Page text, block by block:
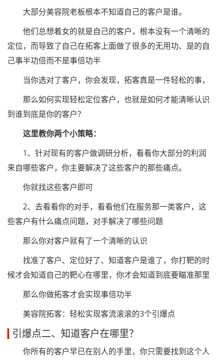
大部分美容院老板根本不知道自己的客户是谁。
他们总想着女的就是自己的客户，根本没有一个清晰的
定位，而导致了自己在拓客上面做了很多的无用功、是的自
己事半功倍而不是事倍功半
当你选对了客户，你会发现，拓客真是一件轻松的事，
那么如何实现轻松定位客户，也就是如何才能清晰认识
到谁到底是你的客户？
这里教你两个小策略：
1、针对现有的客户做调研分析，看看你大部分的利润
来自哪些客户，你主要解决了这些客户的那些痛点。
你就找这些客户即可
2、去看看你的对手，看看他们在服务那一类客户，这
些客户有什么痛点问题，对手解决了哪些问题
那么你对客户就有了一个清晰的认识
找准了客户、定位好了、知道客户是谁了，你打靶的时
候才会知道自己的靶心在哪里，你才会知道到底要瞄准那里
那么你做拓客才会实现事倍功半
美容院拓客：轻松实现客流滚滚的3个引爆点
引爆点二、知道客户在哪里？
你所有的客户早已在别人的手里，你只需要找到这个人